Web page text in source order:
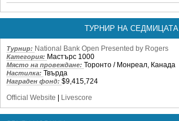
ТУРНИР НА СЕДМИЦАТА
Турнир: National Bank Open Presented by Rogers
Категория: Мастърс 1000
Място на провеждане: Торонто / Монреал, Канада
Настилка: Твърда
Награден фонд: $9,415,724
Official Website | Livescore